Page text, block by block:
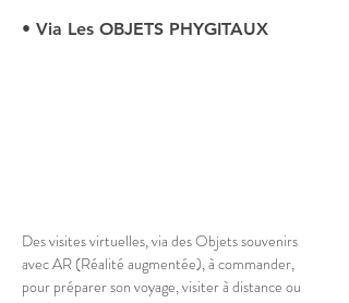
• Via Les OBJETS PHYGITAUX
Des visites virtuelles, via des Objets souvenirs
avec AR (Réalité augmentée), à commander,
pour préparer son voyage, visiter à distance ou